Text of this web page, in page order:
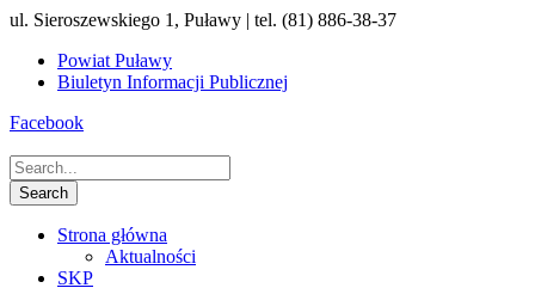
ul. Sieroszewskiego 1, Puławy | tel. (81) 886-38-37
Powiat Puławy
Biuletyn Informacji Publicznej
Facebook
Strona główna
Aktualności
SKP